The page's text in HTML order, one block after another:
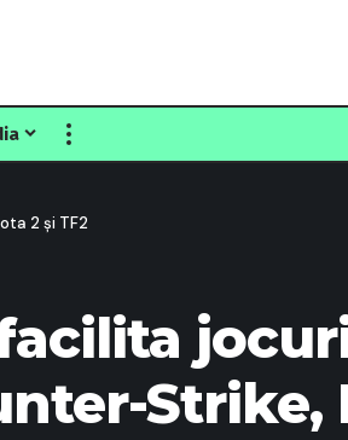
2 și TF2
Strike,